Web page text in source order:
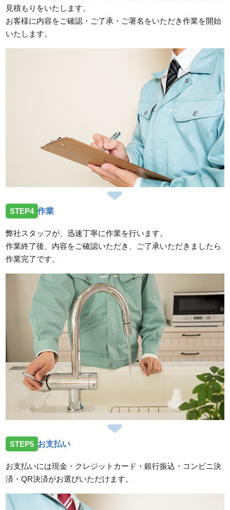
見積もりをいたします。
お客様に内容をご確認・ご了承・ご署名をいただき作業を開始
いたします。
STEP4 作業
弊社スタッフが、迅速丁寧に作業を行います。
作業終了後、内容をご確認いただき、ご了承いただきましたら
作業完了です。
STEP5 お支払い
お支払いには現金・クレジットカード・銀行振込・コンビニ決
済・QR決済がお選びいただけます。